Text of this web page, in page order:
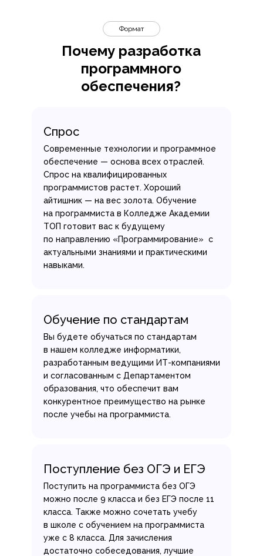
Почему разработка
программного
обеспечения?
Формат
Спрос
Современные технологии и программное
обеспечение — основа всех отраслей.
Спрос на квалифицированных
программистов растет. Хороший
айтишник — на вес золота. Обучение
на программиста в Колледже Академии
ТОП готовит вас к будущему
по направлению «Программирование» с
актуальными знаниями и практическими
навыками.
Обучение по стандартам
Вы будете обучаться по стандартам
в нашем колледже информатики,
разработанным ведущими ИТ-компаниями
и согласованным с Департаментом
образования, что обеспечит вам
конкурентное преимущество на рынке
после учебы на программиста.
Поступление без ОГЭ и ЕГЭ
Поступить на программиста без ОГЭ
можно после 9 класса и без ЕГЭ после 11
класса. Также можно сочетать учебу
в школе с обучением на программиста
уже с 8 класса. Для зачисления
достаточно собеседования, лучшие